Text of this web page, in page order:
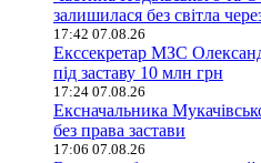
залишилася без світла
17:42 07.08.26
Екссекретар МЗС
під заставу 10 млн грн
17:24 07.08.26
Ексначальника
без права застави
17:06 07.08.26